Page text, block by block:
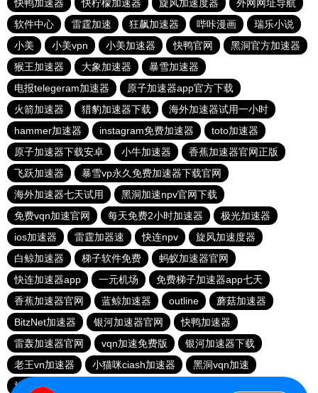
快鸭加速器
快柠檬加速器 旋风加速度器
外网网址导航
软件中心
雷霆加速 狂飙加速器 哔咔漫画
瑞乐小说
小美
小美vpn 小美加速器 快鸭官网
黑洞官方加速器
猴王加速器
大象加速器
暴雪加速器
电报telegeram加速器
原子加速器app官方下载
火箭加速器
猎豹加速器下载
海外加速器试用一小时
hammer加速器
instagram免费加速器
toto加速器
原子加速器下载安卓
小牛加速器
香蕉加速器官网正版
飞跃加速器
暴雪vp永久免费加速器下载官网
海外加速器七天试用
黑洞加速npv官网下载
免费vqn加速官网
每天免费2小时加速器
极光加速器
ios加速器
雷霆加器速 快连npv
旋风加速度器
白鲸加速器
梯子软件免费
蚂蚁加速器官网
快连加速器app
一元机场
免费梯子加速器app七天
香蕉加速器官网
蓝鲸加速器 outline
蘑菇加速器
BitzNet加速器
银河加速器官网
快鸭加速器
雷轰加速器官网
vqn加速免费版
银河加速器下载
老王vn加速器
小猫咪ciash加速器
黑洞vqn加速
旋风加速度器